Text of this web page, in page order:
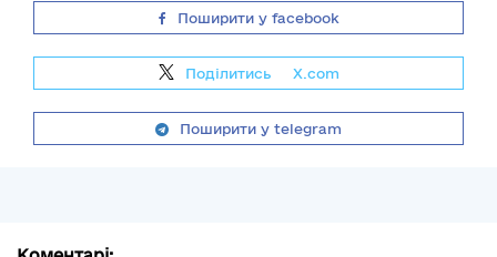
Поширити у facebook
Поділитись X.com
Поширити у telegram